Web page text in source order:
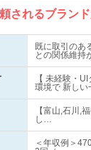
されるブラン
既に取引のあ
との関係維持
【 未経験・
環境で 新しい
【富山,石川,
し…
＜年収例＞